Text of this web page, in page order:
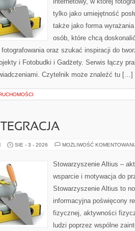
tylko jako umiejętność
także jako forma
osób, które chcą
oraz szukać inspiracji do
i Fotobudki i Gadżety. Serwis łączy
Czytelnik może znaleźć tu […]
SIE - 3 - 2026 MOŻLIWOŚĆ
Stowarzyszenie Altius –
wsparcie i motywacja do
Stowarzyszenie Altius to
informacyjna poświęcony
fizycznej, aktywności
ludzi poprzez wspólne